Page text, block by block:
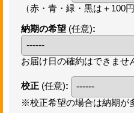
（赤・青・緑・黒は＋100円
納期の希望 (任意):
お届け日の確約はできませ
校正 (任意):
※校正希望の場合は納期が